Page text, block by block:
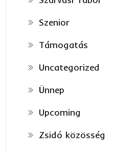
Szenior
Támogatás
Uncategorized
Ünnep
Upcoming
Zsidó közösség